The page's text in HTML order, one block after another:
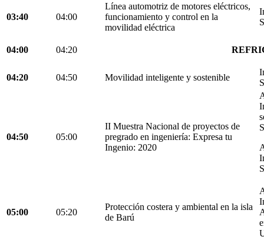
03:40 04:00
Línea automotriz de motores eléctricos,
funcionamiento y control en la
movilidad eléctrica
04:00 04:20
04:20 04:50 Movilidad inteligente y sostenible
04:50 05:00
II Muestra Nacional de proyectos de
pregrado en ingeniería: Expresa tu
Ingenio: 2020
05:00 05:20
Protección costera y ambiental en la isla
de Barú